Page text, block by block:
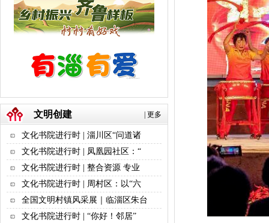
更多
文明创建
文化书院进行时 | 淄川区“问道诸
文化书院进行时 | 凤凰园社区：“
文化书院进行时 | 整合资源 专业
文化书院进行时 | 周村区：以“六
全国文明村镇风采展｜临淄区朱台
文化书院进行时 | “你好！邻居”